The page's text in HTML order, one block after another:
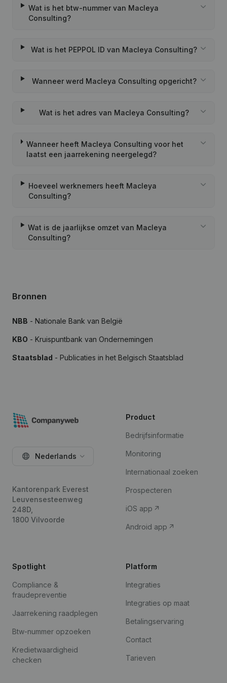
Wat is het btw-nummer van Macleya
Consulting?
Wat is het PEPPOL ID van Macleya Consulting?
Wanneer werd Macleya Consulting opgericht?
Wat is het adres van Macleya Consulting?
Wanneer heeft Macleya Consulting voor het
laatst een jaarrekening neergelegd?
Hoeveel werknemers heeft Macleya
Consulting?
Wat is de jaarlijkse omzet van Macleya
Consulting?
Bronnen
NBB - Nationale Bank van België
KBO - Kruispuntbank van Ondernemingen
Staatsblad - Publicaties in het Belgisch Staatsblad
Nederlands
Kantorenpark Everest
Leuvensesteenweg
248D,
1800 Vilvoorde
Product
Bedrijfsinformatie
Monitoring
Internationaal zoeken
Prospecteren
iOS app
Android app
Spotlight
Compliance &
fraudepreventie
Jaarrekening raadplegen
Btw-nummer opzoeken
Kredietwaardigheid
checken
Platform
Integraties
Integraties op maat
Betalingservaring
Contact
Tarieven